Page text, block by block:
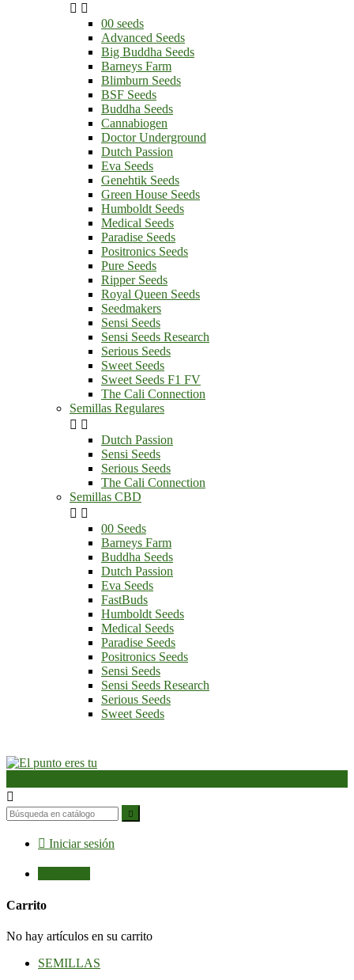
 
00 seeds
Advanced Seeds
Big Buddha Seeds
Barneys Farm
Blimburn Seeds
BSF Seeds
Buddha Seeds
Cannabiogen
Doctor Underground
Dutch Passion
Eva Seeds
Genehtik Seeds
Green House Seeds
Humboldt Seeds
Medical Seeds
Paradise Seeds
Positronics Seeds
Pure Seeds
Ripper Seeds
Royal Queen Seeds
Seedmakers
Sensi Seeds
Sensi Seeds Research
Serious Seeds
Sweet Seeds
Sweet Seeds F1 FV
The Cali Connection
Semillas Regulares
 
Dutch Passion
Sensi Seeds
Serious Seeds
The Cali Connection
Semillas CBD
 
00 Seeds
Barneys Farm
Buddha Seeds
Dutch Passion
Eva Seeds
FastBuds
Humboldt Seeds
Medical Seeds
Paradise Seeds
Positronics Seeds
Sensi Seeds
Sensi Seeds Research
Serious Seeds
Sweet Seeds


 Iniciar sesión
Carrito
No hay artículos en su carrito
SEMILLAS